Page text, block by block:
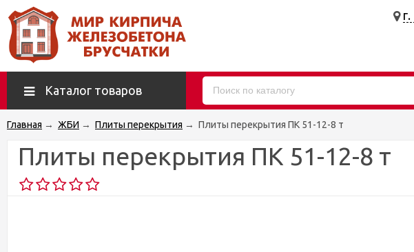
Каталог товаров
Главная → ЖБИ → Плиты перекрытия → Плиты перекрытия ПК 51-12-8 т
Плиты перекрытия ПК 51-12-8 т